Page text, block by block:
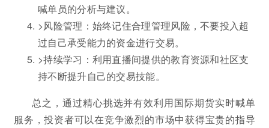
喊单员的分析与建议。
>风险管理：始终记住合理管理风险，不要投入超
过自己承受能力的资金进行交易。
>持续学习：利用直播间提供的教育资源和社区支
持不断提升自己的交易技能。
总之，通过精心挑选并有效利用国际期货实时喊单
服务，投资者可以在竞争激烈的市场中获得宝贵的指导